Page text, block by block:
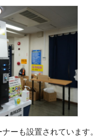
ーも設置されています。